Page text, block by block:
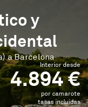
y
a Barcelona
Interior desde
4.894 €
por camarote
tasas incluidas